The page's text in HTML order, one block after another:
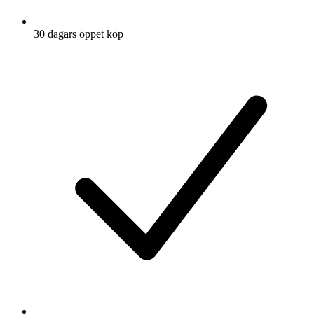
30 dagars öppet köp